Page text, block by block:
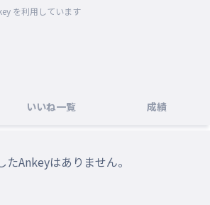
を利用しています
いいね一覧 成績
たAnkeyはありません。